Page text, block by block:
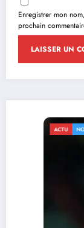
Enregistrer mon
prochain
NON CLASSÉ